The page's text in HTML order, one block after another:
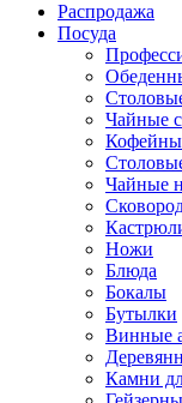
Распродажа
Посуда
Чайные
Чайные
Ножи
Блюда
Бокалы
Бутылки
Винные
Камни